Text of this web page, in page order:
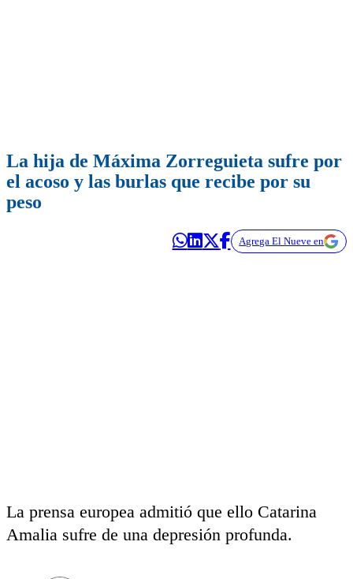
La hija de Máxima Zorreguieta sufre por
el acoso y las burlas que recibe por su
peso
Agrega El Nueve en
La prensa europea admitió que ello Catarina
Amalia sufre de una depresión profunda.